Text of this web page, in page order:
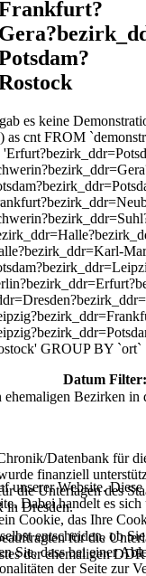
es keine
cnt FROM
GROUP BY `ort`
Datum Filter:
Datenbank für
finanziell
die Unterlagen des
in Dresden.
unserer Website.
Dabei handelt es sich
Cookie, das Ihre
entscheiden, ob
Sie, dass bei einer
der Seite zur